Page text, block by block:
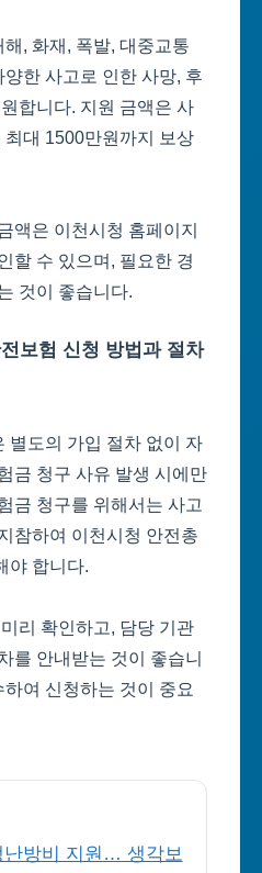
, 화재, 폭발, 대중교통
한 사고로 인한 사망, 후
합니다. 지원 금액은 사
최대 1500만원까지 보상
액은 이천시청 홈페이지
할 수 있으며, 필요한 경
것이 좋습니다.
보험 신청 방법과 절차
별도의 가입 절차 없이 자
금 청구 사유 발생 시에만
금 청구를 위해서는 사고
참하여 이천시청 안전총
야 합니다.
리 확인하고, 담당 기관
를 안내받는 것이 좋습니
여 신청하는 것이 중요
난방비 지원… 생각보